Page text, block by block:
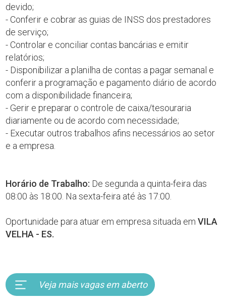
devido;
- Conferir e cobrar as guias de INSS dos prestadores
de serviço;
- Controlar e conciliar contas bancárias e emitir
relatórios;
- Disponibilizar a planilha de contas a pagar semanal e
conferir a programação e pagamento diário de acordo
com a disponibilidade financeira;
- Gerir e preparar o controle de caixa/tesouraria
diariamente ou de acordo com necessidade;
- Executar outros trabalhos afins necessários ao setor
e a empresa.
Horário de Trabalho: De segunda a quinta-feira das
08:00 às 18:00. Na sexta-feira até às 17:00.
Oportunidade para atuar em empresa situada emVILA
VELHA - ES.
Veja mais vagas em aberto